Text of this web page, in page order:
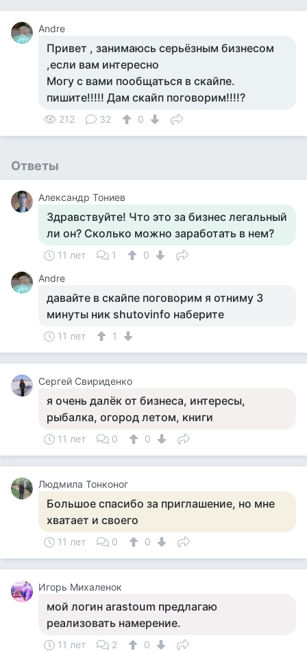
Andre
Привет , занимаюсь серьёзным бизнесом
,если вам интересно
Могу с вами пообщаться в скайпе.
пишите!!!!! Дам скайп поговорим!!!!?
212 32 0
Ответы
Александр Тониев
Здравствуйте! Что это за бизнес легальный
ли он? Сколько можно заработать в нем?
11 лет 1
0
Andre
давайте в скайпе поговорим я отниму 3
минуты ник shutovinfo наберите
11 лет 1
Cергей Свириденко
я очень далёк от бизнеса, интересы,
рыбалка, огород летом, книги
11 лет 0 0
Людмила Тонконог
Большое спасибо за приглашение, но мне
хватает и своего
11 лет 0 0
Игорь Михаленок
мой логин arastoum предлагаю
реализовать намерение.
11 лет 2
0